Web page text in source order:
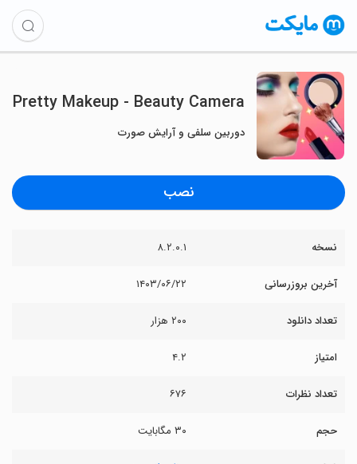
Pretty Makeup - Beauty Camera
دوربین سلفی و آرایش صورت
نصب
نسخه ۸.۲.۰.۱
آخرین بروزرسانی ۱۴۰۳/۰۶/۲۲
تعداد دانلود ۲۰۰ هزار
امتیاز ۴.۲
تعداد نظرات ۶۷۶
حجم ۳۰ مگابایت